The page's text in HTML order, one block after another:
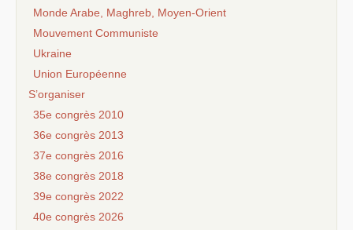
Monde Arabe, Maghreb, Moyen-Orient
Mouvement Communiste
Ukraine
Union Européenne
S’organiser
35e congrès 2010
36e congrès 2013
37e congrès 2016
38e congrès 2018
39e congrès 2022
40e congrès 2026